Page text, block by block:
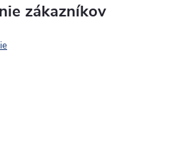
zákazníkov